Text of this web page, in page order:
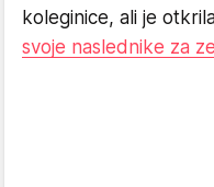
koleginice, ali je
svoje naslednike za